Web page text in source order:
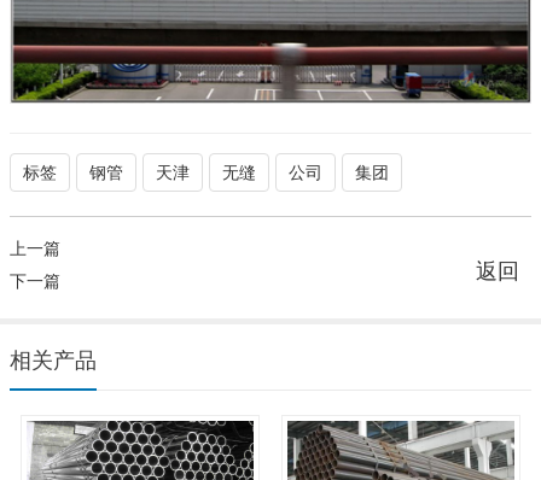
标签 钢管 天津 无缝 公司 集团
上一篇
下一篇
返回
相关产品